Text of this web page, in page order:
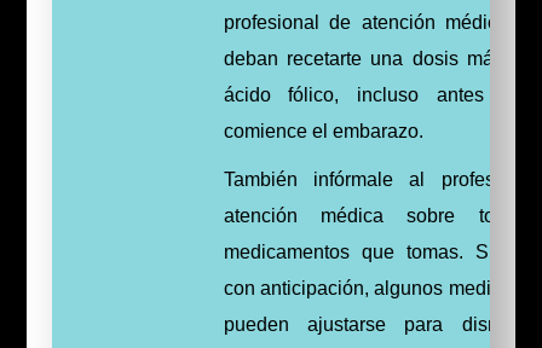
profesional de atención médica.
deban recetarte una dosis más
ácido fólico, incluso antes de
comience el embarazo.
También infórmale al
atención médica sobre todos
medicamentos que tomas. Si
con anticipación, algunos
pueden ajustarse para